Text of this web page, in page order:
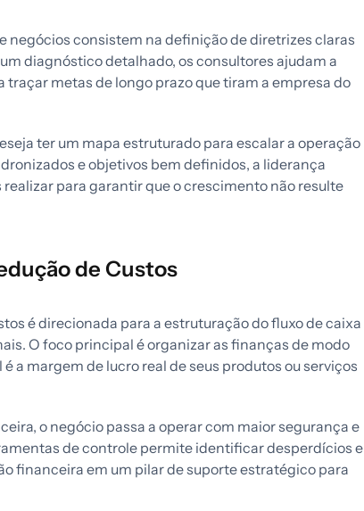
negócios consistem na definição de diretrizes claras
diagnóstico detalhado, os consultores ajudam a
metas de longo prazo que tiram a empresa do
ter um mapa estruturado para escalar a operação
e objetivos bem definidos, a liderança
para garantir que o crescimento não resulte
de Custos
é direcionada para a estruturação do fluxo de caixa
O foco principal é organizar as finanças de modo
a margem de lucro real de seus produtos ou serviços
o negócio passa a operar com maior segurança e
de controle permite identificar desperdícios e
financeira em um pilar de suporte estratégico para